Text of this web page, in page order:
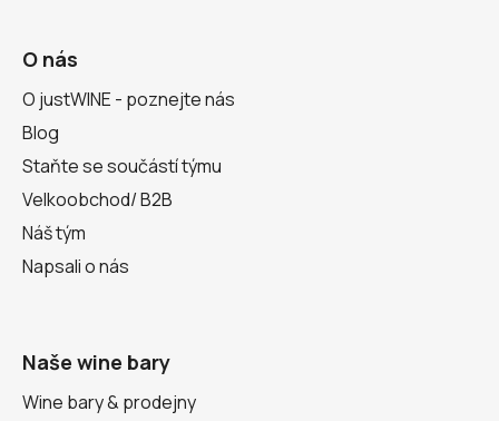
O nás
O justWINE - poznejte nás
Blog
Staňte se součástí týmu
Velkoobchod/ B2B
Náš tým
Napsali o nás
Naše wine bary
Wine bary & prodejny